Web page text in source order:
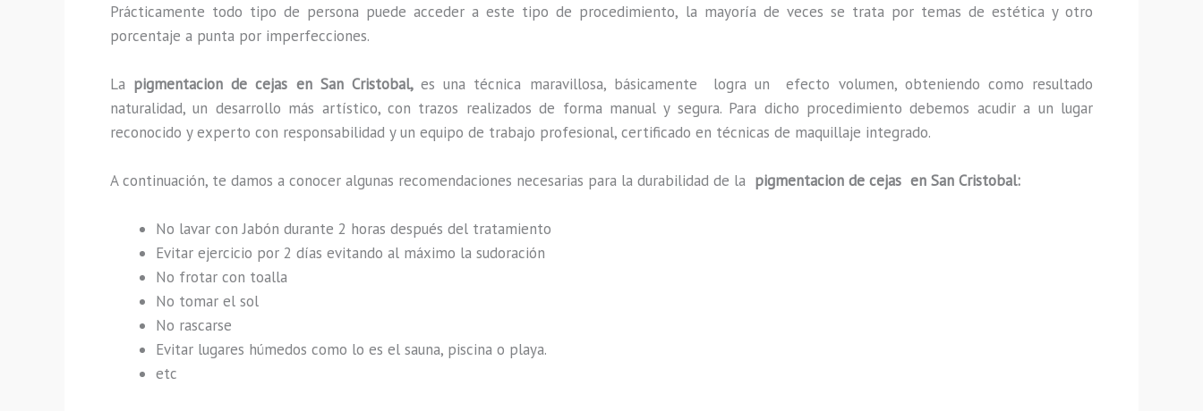
Prácticamente todo tipo de persona puede acceder a este tipo de procedimiento, la mayoría de veces se trata por temas de estética y otro
porcentaje a punta por imperfecciones.
La pigmentacion de cejas en San Cristobal,es una técnica maravillosa, básicamente
logra un efecto volumen, obteniendo como resultado
naturalidad, un desarrollo más artístico, con trazos realizados de forma manual y segura. Para dicho procedimiento debemos acudir a un lugar
reconocido y experto con responsabilidad y un equipo de trabajo profesional, certificado en técnicas de maquillaje integrado.
A continuación, te damos a conocer algunas recomendaciones necesarias para la durabilidad de la pigmentacion de cejas en San Cristobal:
No lavar con Jabón durante 2 horas después del tratamiento
Evitar ejercicio por 2 días evitando al máximo la sudoración
No frotar con toalla
No tomar el sol
No rascarse
Evitar lugares húmedos como lo es el sauna, piscina o playa.
etc